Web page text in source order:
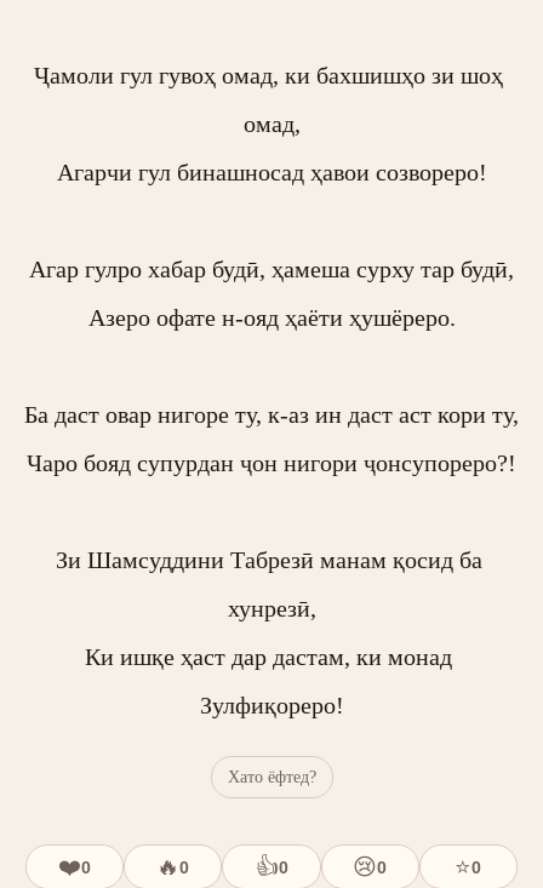
Ҷамоли гул гувоҳ омад, ки бахшишҳо зи шоҳ
омад,
Агарчи гул бинашносад ҳавои созвореро!
Агар гулро хабар будӣ, ҳамеша сурху тар будӣ,
Азеро офате н-ояд ҳаёти ҳушёреро.
Ба даст овар нигоре ту, к-аз ин даст аст кори ту,
Чаро бояд супурдан ҷон нигори ҷонсупореро?!
Зи Шамсуддини Табрезӣ манам қосид ба
хунрезӣ,
Ки ишқе ҳаст дар дастам, ки монад
Зулфиқореро!
Хато ёфтед?
❤️0 🔥0 👍0 😢0 ⭐0